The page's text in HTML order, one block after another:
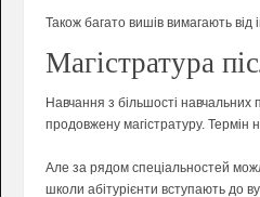
Також багато вишів вимагають від
Магістратура
Навчання з більшості навчальних
продовжену магістратуру. Термін
Але за рядом спеціальностей
школи абітурієнти вступають до